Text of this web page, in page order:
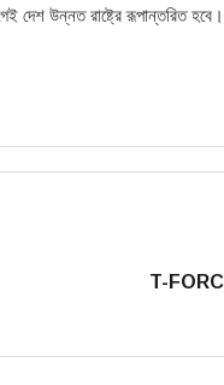
দেশ উন্নত রাষ্ট্রে রূপান্তরিত হবে।
T-